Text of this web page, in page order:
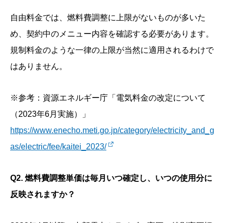
自由料金では、燃料費調整に上限がないものが多いた
め、契約中のメニュー内容を確認する必要があります。
規制料金のような一律の上限が当然に適用されるわけで
はありません。
※参考：資源エネルギー庁「電気料金の改定について
（2023年6月実施）」
https://www.enecho.meti.go.jp/category/electricity_and_g
as/electric/fee/kaitei_2023/
Q2. 燃料費調整単価は毎月いつ確定し、いつの使用分に
反映されますか？